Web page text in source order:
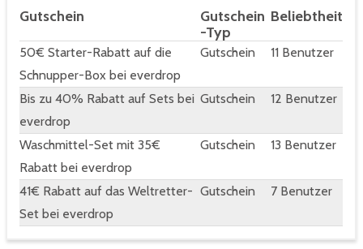
Gutschein
Gutschein
-Typ
Beliebtheit
50€ Starter-Rabatt auf die
Schnupper-Box bei everdrop
Gutschein 11 Benutzer
Bis zu 40% Rabatt auf Sets bei
everdrop
Gutschein 12 Benutzer
Waschmittel-Set mit 35€
Rabatt bei everdrop
Gutschein 13 Benutzer
41€ Rabatt auf das Weltretter-
Set bei everdrop
Gutschein 7 Benutzer